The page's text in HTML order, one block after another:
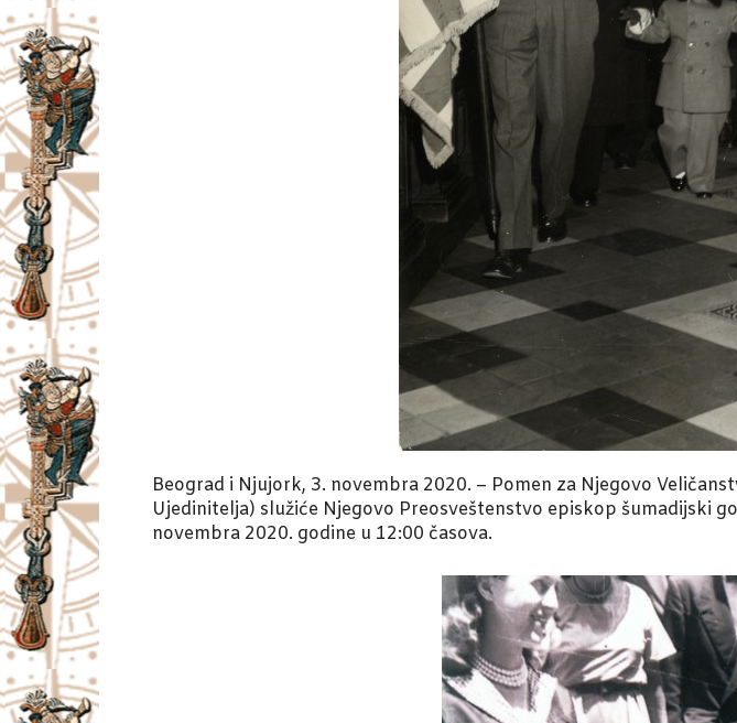
Beograd i Njujork, 3. novembra 2020. – Pomen za Njegovo
Ujedinitelja) služiće Njegovo Preosveštenstvo episkop šumadijski
novembra 2020. godine u 12:00 časova.